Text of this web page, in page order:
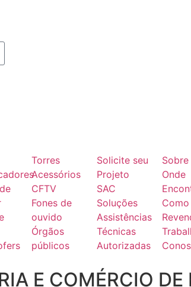
Torres
Acessórios
CFTV
Fones de
ouvido
Órgãos
públicos
Solicite seu
Projeto
SAC
Soluções
Assistências
Técnicas
Autorizadas
Onde
Como
E COMÉRCIO DE